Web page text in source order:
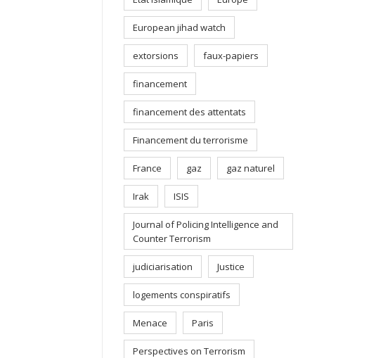
European jihad watch
extorsions faux-papiers
financement
financement des attentats
Financement du terrorisme
France gaz gaz naturel
Irak ISIS
Journal of Policing Intelligence and
Counter Terrorism
judiciarisation Justice
logements conspiratifs
Menace Paris
Perspectives on Terrorism